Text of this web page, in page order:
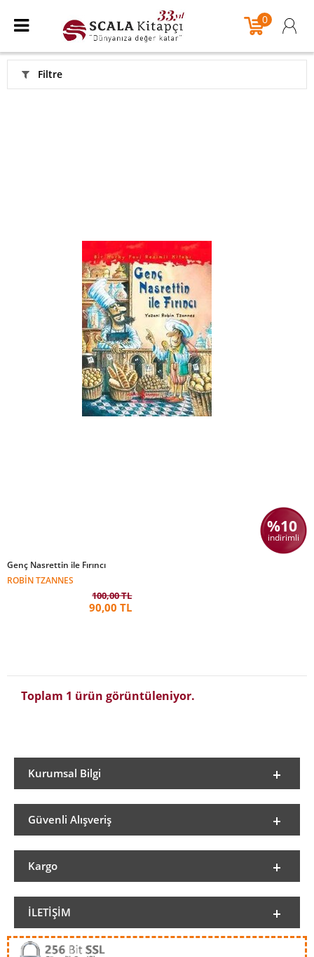
0
Filtre
%10
indirimli
Genç Nasrettin ile Fırıncı
ROBIN TZANNES
100,00 TL
90,00 TL
Toplam 1 ürün görüntüleniyor.
Kurumsal Bilgi
Güvenli Alışveriş
Kargo
İLETIŞIM